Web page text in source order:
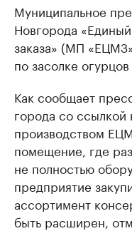
Муниципальное
Новгорода
заказа» (МП
по засолке огурцов
Как сообщает
города со
производством
помещение, где
не полностью
предприятие
ассортимент
быть расширен,